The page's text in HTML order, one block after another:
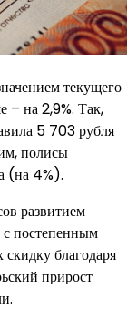
текущего
– на 2,9%. Так,
5 703 рубля
полисы
(на 4%).
развитием
постепенным
благодаря
прирост